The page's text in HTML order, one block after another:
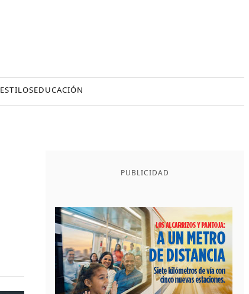
ESTILOSEDUCACIÓN
PUBLICIDAD